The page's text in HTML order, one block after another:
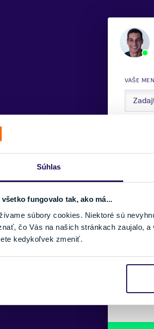
Súhlas
všetko fungovalo tak, ako má...
súbory cookies. Niektoré sú
čo Vás na našich stránkach zaujalo,
kedykoľvek zmeniť.
VAŠE
SPRÁVA: